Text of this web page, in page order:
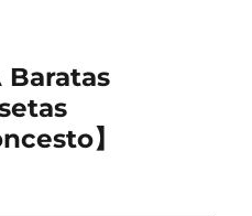
Baratas
】